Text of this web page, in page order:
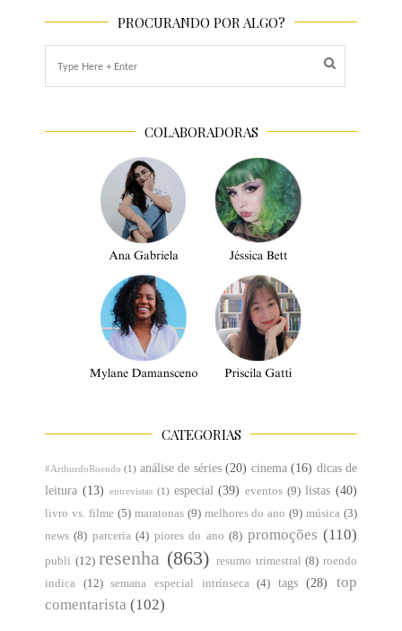
PROCURANDO POR ALGO?
COLABORADORAS
CATEGORIAS
#ArthurdoRoendo (1) análise de séries (20) cinema (16) dicas de
leitura (13) entrevistas (1) especial (39) eventos (9) listas (40)
livro vs. filme (5) maratonas (9) melhores do ano (9) música (3)
news (8) parceria (4) piores do ano (8) promoções (110)
publi (12) resenha (863) resumo trimestral (8) roendo
indica
(12) semana especial intrínseca (4) tags (28)
top
comentarista (102)